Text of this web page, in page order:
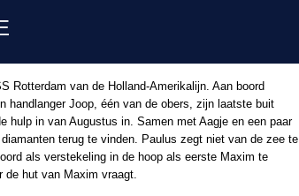
Rotterdam van de Holland-Amerikalijn. Aan boord
handlanger Joop, één van de obers, zijn laatste buit
in van Augustus in. Samen met Aagje en een paar
terug te vinden. Paulus zegt niet van de zee te
als verstekeling in de hoop als eerste Maxim te
de hut van Maxim vraagt.